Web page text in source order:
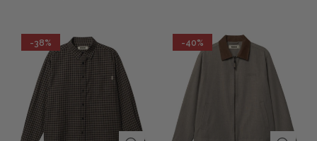
-38% -40%